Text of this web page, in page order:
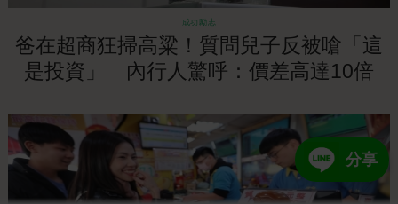
分享
成功勵志
爸在超商狂掃高粱！質問兒子反被嗆「這
是投資」 內行人驚呼：價差高達10倍